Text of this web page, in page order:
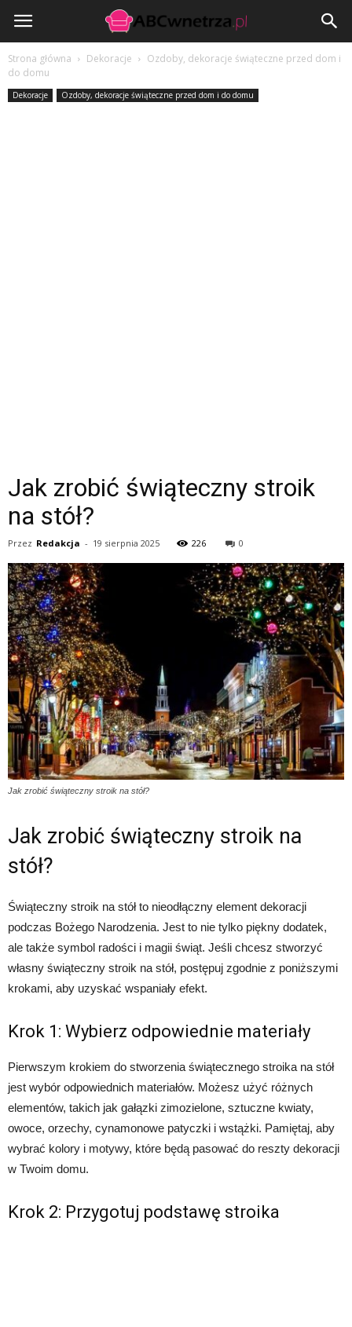
ABCwnetrza.pl
Strona główna Dekoracje
Ozdoby, dekoracje świąteczne przed dom i
do domu
Dekoracje Ozdoby, dekoracje świąteczne przed dom i do domu
Jak zrobić świąteczny stroik
na stół?
Przez Redakcja - 19 sierpnia 2025 226 0
Jak zrobić świąteczny stroik na stół?
Jak zrobić świąteczny stroik na
stół?
Świąteczny stroik na stół to nieodłączny element dekoracji
podczas Bożego Narodzenia. Jest to nie tylko piękny dodatek,
ale także symbol radości i magii świąt. Jeśli chcesz stworzyć
własny świąteczny stroik na stół, postępuj zgodnie z poniższymi
krokami, aby uzyskać wspaniały efekt.
Krok 1: Wybierz odpowiednie materiały
Pierwszym krokiem do stworzenia świątecznego stroika na stół
jest wybór odpowiednich materiałów. Możesz użyć różnych
elementów, takich jak gałązki zimozielone, sztuczne kwiaty,
owoce, orzechy, cynamonowe patyczki i wstążki. Pamiętaj, aby
wybrać kolory i motywy, które będą pasować do reszty dekoracji
w Twoim domu.
Krok 2: Przygotuj podstawę stroika